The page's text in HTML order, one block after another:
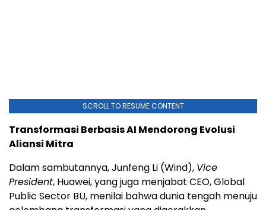
SCROLL TO RESUME CONTENT
Transformasi Berbasis AI Mendorong Evolusi
Aliansi Mitra
Dalam sambutannya, Junfeng Li (Wind), Vice
President, Huawei, yang juga menjabat CEO, Global
Public Sector BU, menilai bahwa dunia tengah menuju